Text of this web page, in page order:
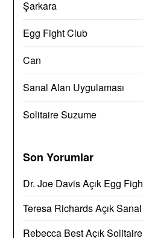
Şarkara
Egg Fight Club
Can
Sanal Alan Uygulaması
Solitaire Suzume
Son Yorumlar
Dr. Joe DavisAçık Egg
Teresa RichardsAçık
Rebecca BestAçık